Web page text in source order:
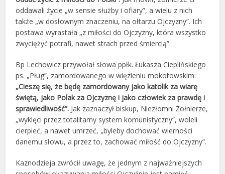
oddawali życie „w sensie służby i ofiary”, a wielu z nich
także „w dosłownym znaczeniu, na ołtarzu Ojczyzny”. Ich
postawa wyrastała „z miłości do Ojczyzny, która wszystko
zwyciężyć potrafi, nawet strach przed śmiercią”.
Bp Lechowicz przywołał słowa ppłk. Łukasza Cieplińskiego
ps. „Pług”, zamordowanego w więzieniu mokotowskim:
„Cieszę się, że będę zamordowany jako katolik za wiarę
świętą, jako Polak za Ojczyznę i jako człowiek za prawdę i
sprawiedliwość”. Jak zaznaczył biskup, Niezłomni Żołnierze,
„wyklęci przez totalitarny system komunistyczny”, woleli
cierpieć, a nawet umrzeć, „byleby dochować wierności
danemu słowu, a przez to, zachować miłość do Ojczyzny”.
Kaznodzieja zwrócił uwagę, że jednym z najważniejszych